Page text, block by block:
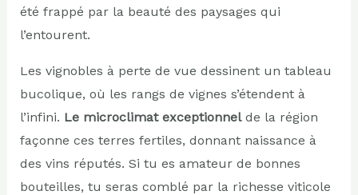
été frappé par la beauté des paysages qui
l’entourent.
Les vignobles à perte de vue dessinent un tableau
bucolique, où les rangs de vignes s’étendent à
l’infini. Le microclimat exceptionnelde la région
façonne ces terres fertiles, donnant naissance à
des vins réputés. Si tu es amateur de bonnes
bouteilles, tu seras comblé par la richesse viticole